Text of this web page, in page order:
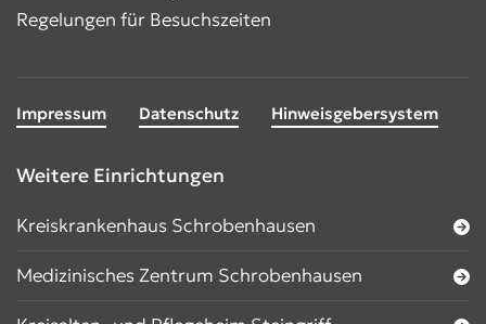
Regelungen für Besuchszeiten
Impressum Datenschutz Hinweisgebersystem
Weitere Einrichtungen
Kreiskrankenhaus Schrobenhausen
Medizinisches Zentrum Schrobenhausen